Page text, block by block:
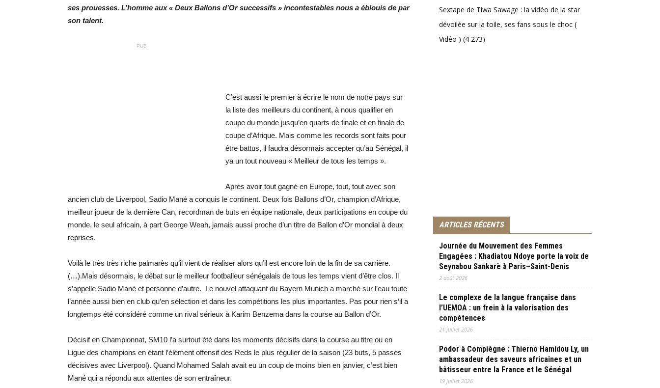
ses prouesses. L’homme aux « Deux Ballons d’Or successifs » incontestables nous a éblouis de par
son talent.
PUB
C’est aussi le premier à écrire le nom de notre pays sur
la liste des meilleurs du continent, à nous qualifier en
coupe du monde jusqu’en quarts de finale et en finale de
coupe d’Afrique. Mais comme les records sont faits pour
être battus, il faudra désormais accepter qu’au Sénégal, il
ya un tout nouveau « Meilleur de tous les temps ».
Après avoir tout gagné en Europe, tout, tout avec son
ancien club de Liverpool, Sadio Mané a conquis le continent. Deux fois Ballons d’Or, champion d’Afrique,
meilleur joueur de la dernière Can, recordman de buts en équipe nationale, deux participations en coupe du
monde, le seul africain, à part George Weah, jamais aussi proche d’un titre de Ballon d’Or mondial à deux
reprises.
Voilà le très très riche palmarès qu’il vient de réaliser alors qu’il est encore loin de la fin de sa carrière.
(…).Mais désormais, le débat sur le meilleur footballeur sénégalais de tous les temps vient d’être clos. Il
s’appelle Sadio Mané et personne d’autre. Le nouvel attaquant du Bayern Munich a marché sur l’eau toute
l’année aussi bien en club qu’en sélection et dans les compétitions les plus importantes. Pas pour rien s’il a
longtemps été considéré comme un rival sérieux à Karim Benzema dans la course au Ballon d’Or.
Décisif en Championnat, SM10 l’a surtout été dans les moments décisifs dans la course au titre ou en
Ligue des champions en étant l’élément offensif des Reds le plus régulier de la saison (23 buts, 5 passes
décisives avec Liverpool). Quand Mohamed Salah avait eu un coup de moins bien en janvier, c’est bien
Mané qui a répondu aux attentes de son entraîneur.
Sextape de Tiwa Sawage : la vidéo de la star
dévoilée sur la toile, ses fans sous le choc (
Vidéo ) (4 273)
ARTICLES RÉCENTS
Journée du Mouvement des Femmes
Engagées : Khadiatou Ndoye porte la voix de
Seynabou Sankarè à Paris–Saint-Denis
2 août 2026
Le complexe de la langue française dans
l’UEMOA : un frein à la valorisation des
compétences
21 juillet 2026
Podor à Compiègne : Thierno Hamidou Ly, un
ambassadeur des saveurs africaines et un
bâtisseur entre la France et le Sénégal
19 juillet 2026